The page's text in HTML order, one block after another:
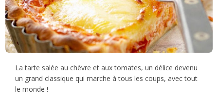
La tarte salée au chèvre et aux tomates, un délice devenu
un grand classique qui marche à tous les coups, avec tout
le monde !